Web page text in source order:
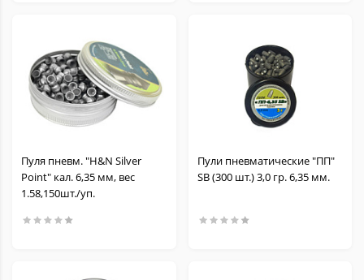
Пуля пневм. "H&N Silver
Point" кал. 6,35 мм, вес
1.58,150шт./уп.
Пули пневматические "ПП"
SB (300 шт.) 3,0 гр. 6,35 мм.